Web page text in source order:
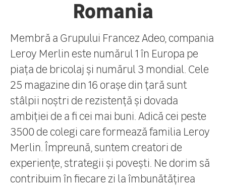
Romania
Membră a Grupului Francez Adeo, compania
Leroy Merlin este numărul 1 în Europa pe
piața de bricolaj și numărul 3 mondial. Cele
25 magazine din 16 orașe din țară sunt
stâlpii noștri de rezistență și dovada
ambiției de a fi cei mai buni. Adică cei peste
3500 de colegi care formează familia Leroy
Merlin. Împreună, suntem creatori de
experiențe, strategii și povești. Ne dorim să
contribuim în fiecare zi la îmbunătățirea